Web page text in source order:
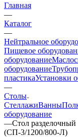
Главная
—
Каталог
—
Нейтральное
Пищевое
оборудование
оборудование
пластикаУстановки
—
Столы
СтеллажиВанны
оборудование
—Стол
(СП-3/1200/800-Л)